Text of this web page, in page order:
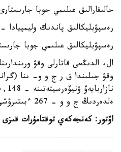
حالىقارالىق عىلىمي جوبا جارىستارى -
رەسپۋبليكالىق پاندىك وليمپيادا - 253
رەسپۋبليكالىق عىلىمي جوبا
ەلدەردىڭ ج و و - 267 ءبىتىرۋشى قابىلدانعان.
اۆتور: كەنجەكەي توقتامۇرات قىزى